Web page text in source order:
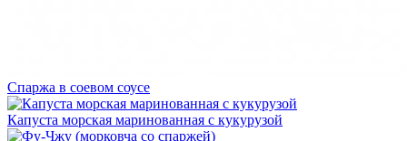
Спаржа в соевом соусе
Капуста морская маринованная с кукурузой